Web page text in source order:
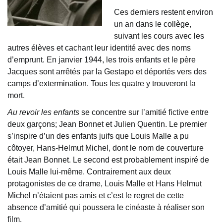
Ces derniers restent environ
un an dans le collège,
suivant les cours avec les
autres élèves et cachant leur identité avec des noms
d’emprunt. En janvier 1944, les trois enfants et le père
Jacques sont arrêtés par la Gestapo et déportés vers des
camps d’extermination. Tous les quatre y trouveront la
mort.
Au revoir les enfants se concentre sur l’amitié fictive entre
deux garçons; Jean Bonnet et Julien Quentin. Le premier
s’inspire d’un des enfants juifs que Louis Malle a pu
côtoyer, Hans-Helmut Michel, dont le nom de couverture
était Jean Bonnet. Le second est probablement inspiré de
Louis Malle lui-même. Contrairement aux deux
protagonistes de ce drame, Louis Malle et Hans Helmut
Michel n’étaient pas amis et c’est le regret de cette
absence d’amitié qui poussera le cinéaste à réaliser son
film.